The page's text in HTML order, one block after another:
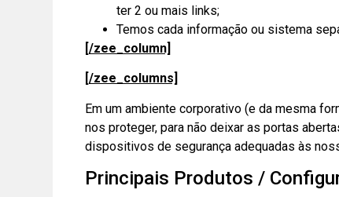
ter 2 ou mais links;
Temos cada informação ou sistema
[/zee_column]
[/zee_columns]
Em um ambiente corporativo (e da mesma
nos proteger,para não deixar as portas
dispositivos de segurança adequadas às
Principais Produtos /